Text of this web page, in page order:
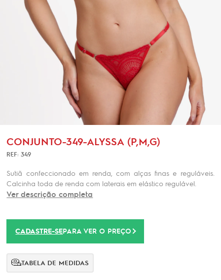
CONJUNTO-349-ALYSSA (P,M,G)
REF: 349
Sutiã confeccionado em renda, com alças finas e reguláveis.
Calcinha toda de renda com laterais em elástico regulável.
Ver descrição completa
CADASTRE-SEPARA VER O PREÇO
TABELA DE MEDIDAS